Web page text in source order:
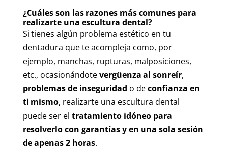
¿Cuáles son las razones más comunes para
realizarte una escultura dental?
Si tienes algún problema estético en tu
dentadura que te acompleja como, por
ejemplo, manchas, rupturas, malposiciones,
etc., ocasionándotevergüenza al sonreír,
problemas de inseguridad o deconfianza en
ti mismo, realizarte una escultura dental
puede ser el tratamiento idóneo para
resolverlo con garantías y en una sola sesión
de apenas 2 horas.